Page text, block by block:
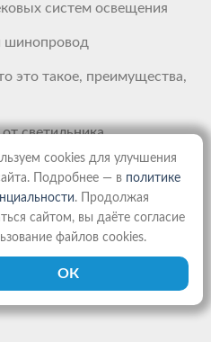
систем освещения
шинопровод
это такое, преимущества,
светильника
cookies для улучшения
Подробнее — в политике
. Продолжая
сайтом, вы даёте согласие
файлов cookies.